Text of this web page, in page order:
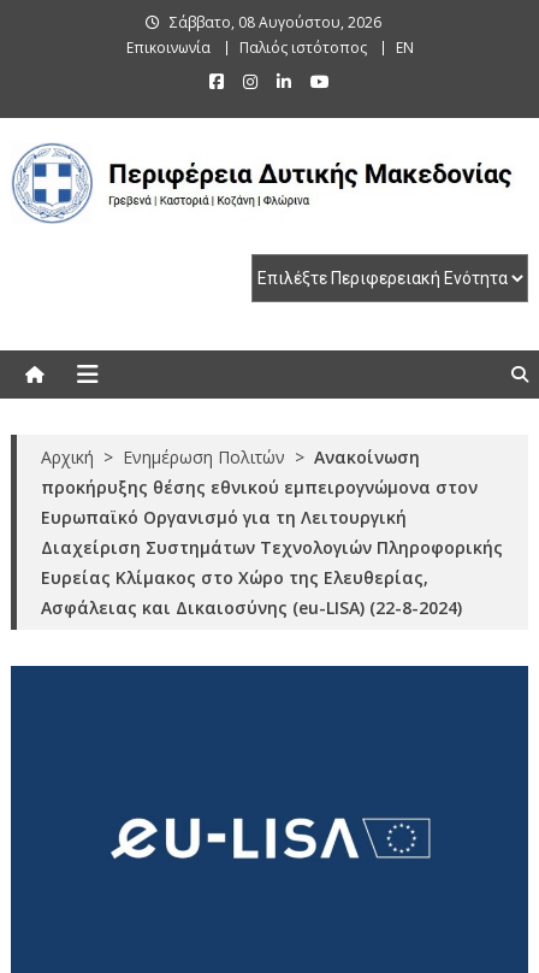
Σάββατο, 08 Αυγούστου, 2026
Επικοινωνία
Παλιός ιστότοπος EN
Αρχική > Ενημέρωση Πολιτών > Ανακοίνωση
προκήρυξης θέσης εθνικού εμπειρογνώμονα στον
Ευρωπαϊκό Οργανισμό για τη Λειτουργική
Διαχείριση Συστημάτων Τεχνολογιών Πληροφορικής
Ευρείας Κλίμακος στο Χώρο της Ελευθερίας,
Ασφάλειας και Δικαιοσύνης (eu-LISA) (22-8-2024)